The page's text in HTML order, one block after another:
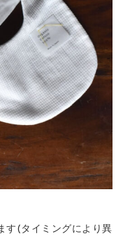
す(タイミングにより異